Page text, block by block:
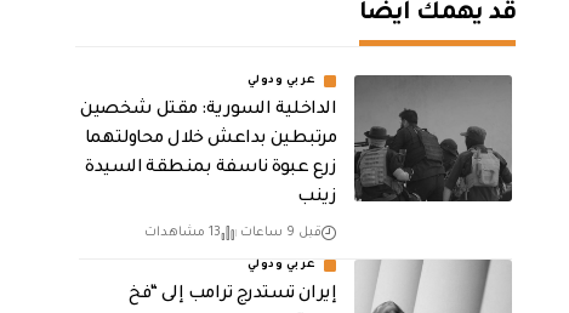
قد يهمك أيضا
عربي ودولي
الداخلية السورية: مقتل شخصين
مرتبطين بداعش خلال محاولتهما
زرع عبوة ناسفة بمنطقة السيدة
زينب
قبل 9 ساعات 13 مشاهدات
عربي ودولي
إيران تستدرج ترامب إلى “فخ